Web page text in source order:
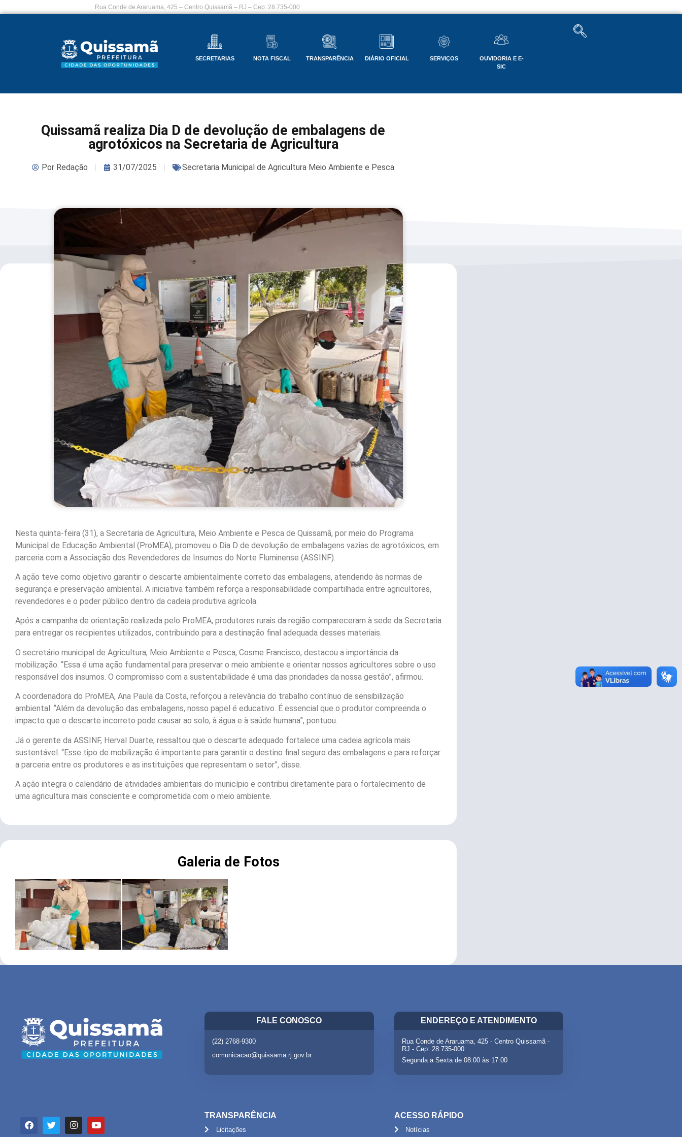
Rua Conde de Araruama, 425 – Centro Quissamã – RJ – Cep: 28.735-000
SECRETARIAS NOTA FISCAL TRANSPARÊNCIA DIÁRIO OFICIAL SERVIÇOS
OUVIDORIA E E-
SIC
Quissamã realiza Dia D de devolução de embalagens de
agrotóxicos na Secretaria de Agricultura
Por Redação 31/07/2025 Secretaria Municipal de Agricultura Meio Ambiente e Pesca
Nesta quinta-feira (31), a Secretaria de Agricultura, Meio Ambiente e Pesca de Quissamã, por meio do Programa
Municipal de Educação Ambiental (ProMEA), promoveu o Dia D de devolução de embalagens vazias de agrotóxicos, em
parceria com a Associação dos Revendedores de Insumos do Norte Fluminense (ASSINF).
A ação teve como objetivo garantir o descarte ambientalmente correto das embalagens, atendendo às normas de
segurança e preservação ambiental. A iniciativa também reforça a responsabilidade compartilhada entre agricultores,
revendedores e o poder público dentro da cadeia produtiva agrícola.
Após a campanha de orientação realizada pelo ProMEA, produtores rurais da região compareceram à sede da Secretaria
para entregar os recipientes utilizados, contribuindo para a destinação final adequada desses materiais.
O secretário municipal de Agricultura, Meio Ambiente e Pesca, Cosme Francisco, destacou a importância da
mobilização. “Essa é uma ação fundamental para preservar o meio ambiente e orientar nossos agricultores sobre o uso
responsável dos insumos. O compromisso com a sustentabilidade é uma das prioridades da nossa gestão”, afirmou.
A coordenadora do ProMEA, Ana Paula da Costa, reforçou a relevância do trabalho contínuo de sensibilização
ambiental. “Além da devolução das embalagens, nosso papel é educativo. É essencial que o produtor compreenda o
impacto que o descarte incorreto pode causar ao solo, à água e à saúde humana”, pontuou.
Já o gerente da ASSINF, Herval Duarte, ressaltou que o descarte adequado fortalece uma cadeia agrícola mais
sustentável. “Esse tipo de mobilização é importante para garantir o destino final seguro das embalagens e para reforçar
a parceria entre os produtores e as instituições que representam o setor”, disse.
A ação integra o calendário de atividades ambientais do município e contribui diretamente para o fortalecimento de
uma agricultura mais consciente e comprometida com o meio ambiente.
Galeria de Fotos
FALE CONOSCO
(22) 2768-9300
comunicacao@quissama.rj.gov.br
ENDEREÇO E ATENDIMENTO
Rua Conde de Araruama, 425 - Centro Quissamã -
RJ - Cep: 28.735-000
Segunda a Sexta de 08:00 às 17:00
TRANSPARÊNCIA
Licitações
ACESSO RÁPIDO
Notícias